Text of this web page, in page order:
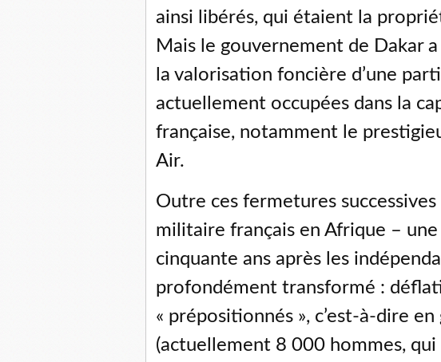
ainsi libérés, qui étaient la
Mais le gouvernement de Dakar
la valorisation foncière d’une
actuellement occupées dans la
française, notamment le
Air.
Outre ces fermetures
militaire français en Afrique –
cinquante ans après les
profondément transformé :
« prépositionnés », c’est-à-dire
(actuellement 8 000 hommes,